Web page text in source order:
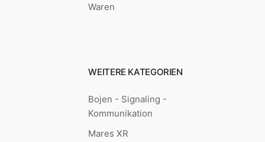
Waren
WEITERE KATEGORIEN
Bojen - Signaling -
Kommunikation
Mares XR